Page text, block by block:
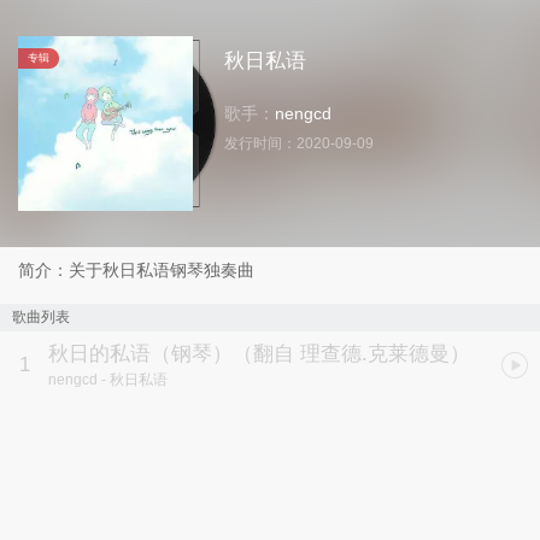
专辑 秋日私语
歌手： nengcd
发行时间： 2020-09-09
简介：关于秋日私语钢琴独奏曲
歌曲列表
1 秋日的私语（钢琴）（翻自 理查德.克莱德曼）
nengcd - 秋日私语